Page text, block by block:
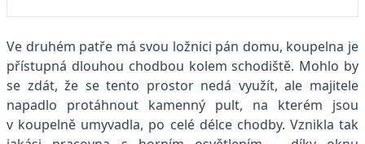
Ve druhém patře má svou ložnici pán domu, koupelna je
přístupná dlouhou chodbou kolem schodiště. Mohlo by
se zdát, že se tento prostor nedá využít, ale majitele
napadlo protáhnout kamenný pult, na kterém jsou
v koupelně umyvadla, po celé délce chodby. Vznikla tak